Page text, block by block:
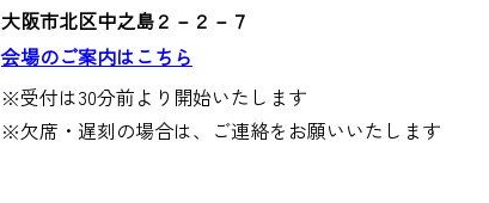
大阪市北区中之島２－２－７
会場のご案内はこちら
※受付は30分前より開始いたします
※欠席・遅刻の場合は、ご連絡をお願いいたします